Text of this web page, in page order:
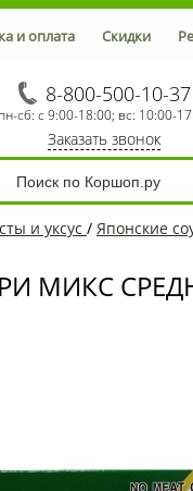
и оплата Скидки
8-800-500-10-37
пн-сб: с 9:00-18:00; вс: 10:00-
Заказать звонок
и уксус / Японские
МИКС